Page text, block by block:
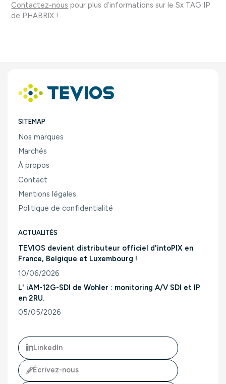
Contactez-nous pour plus d’informations sur le Sx TAG IP
de PHABRIX !
SITEMAP
Nos marques
Marchés
À propos
Contact
Mentions légales
Politique de confidentialité
ACTUALITÉS
TEVIOS devient distributeur officiel d'intoPIX en
France, Belgique et Luxembourg !
10/06/2026
Consulter l'article "TEVIOS devient distributeur officiel
L' iAM-12G-SDI de Wohler : monitoring A/V SDI et IP
en 2RU.
05/05/2026
LinkedIn
Écrivez-nous